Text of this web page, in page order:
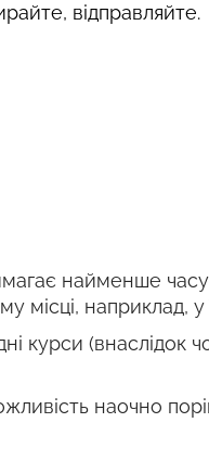
відправляйте.
найменше
місці, наприклад,
курси (внаслідок
наочно